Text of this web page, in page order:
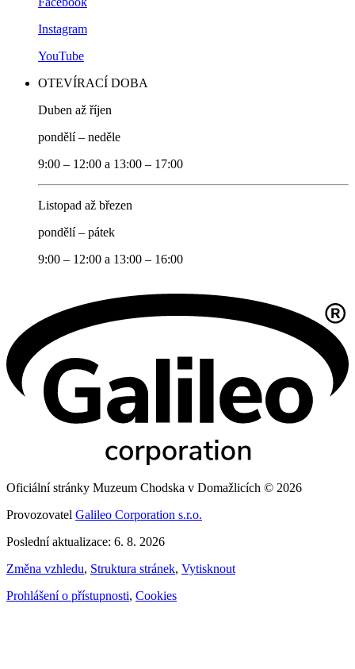
Instagram
YouTube
OTEVÍRACÍ DOBA
Duben až říjen
pondělí – neděle
9:00 – 12:00 a 13:00 – 17:00
Listopad až březen
pondělí – pátek
9:00 – 12:00 a 13:00 – 16:00
Oficiální stránky Muzeum Chodska v Domažlicích © 2026
Provozovatel Galileo Corporation s.r.o.
Poslední aktualizace: 6. 8. 2026
Změna vzhledu, Struktura stránek, Vytisknout
Prohlášení o přístupnosti, Cookies